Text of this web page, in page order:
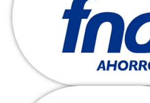
Fondo Nacional del Ahorro
Ver más